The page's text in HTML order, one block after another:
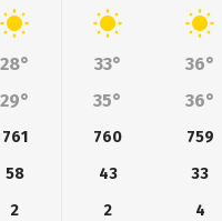
28° 33° 36°
29° 35° 36°
761 760 759
58 43 33
2 2 4